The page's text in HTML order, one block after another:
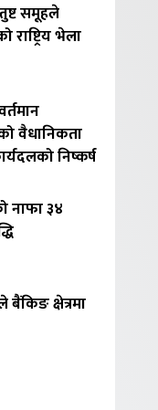
समूहले
राष्ट्रिय भेला
वैधानिकता
निष्कर्ष
नाफा ३४
बैंकिङ क्षेत्रमा